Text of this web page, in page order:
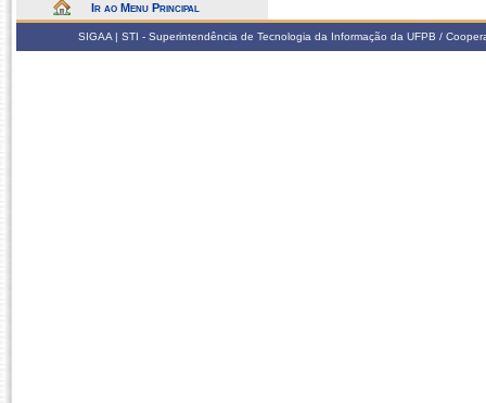
Ir ao Menu Principal
SIGAA | STI - Superintendência de Tecnologia da Informação da UFPB /